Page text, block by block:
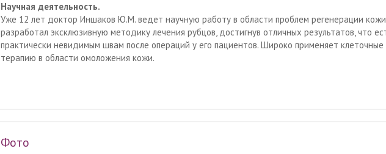
Научная деятельность.
Уже 12 лет доктор Иншаков Ю.М. ведет научную работу в области проблем регенерации
разработал эксклюзивную методику лечения рубцов, достигнув отличных результатов, что
практически невидимым швам после операций у его пациентов. Широко применяет клеточные
терапию в области омоложения кожи.
Фото